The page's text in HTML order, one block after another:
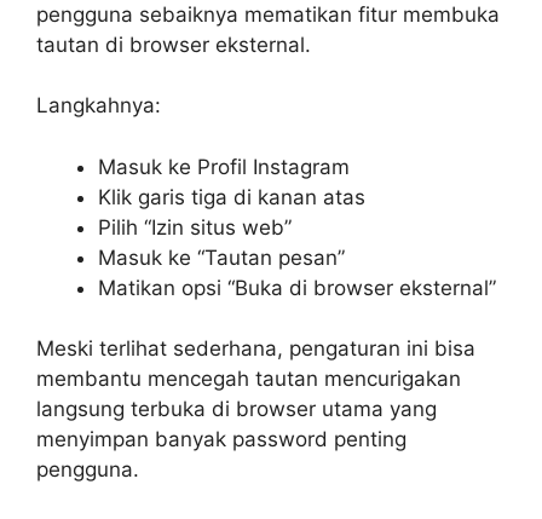
pengguna sebaiknya mematikan fitur membuka
tautan di browser eksternal.
Langkahnya:
Masuk ke Profil Instagram
Klik garis tiga di kanan atas
Pilih “Izin situs web”
Masuk ke “Tautan pesan”
Matikan opsi “Buka di browser eksternal”
Meski terlihat sederhana, pengaturan ini bisa
membantu mencegah tautan mencurigakan
langsung terbuka di browser utama yang
menyimpan banyak password penting
pengguna.